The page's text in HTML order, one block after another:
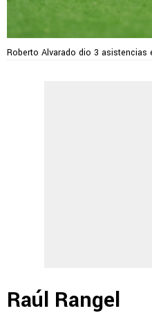
Roberto Alvarado dio 3 asistencias
Raúl Rangel